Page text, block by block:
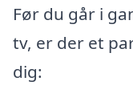
Før du går i
tv, er der et
dig: